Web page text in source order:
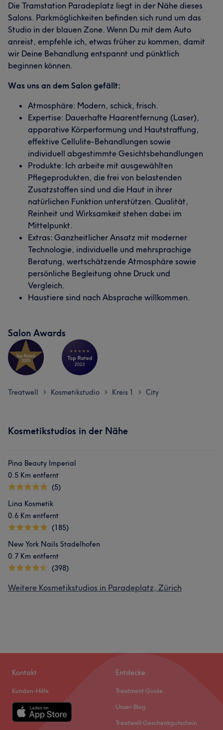
Die Tramstation Paradeplatz liegt in der Nähe dieses
Salons. Parkmöglichkeiten befinden sich rund um das
Studio in der blauen Zone. Wenn Du mit dem Auto
anreist, empfehle ich, etwas früher zu kommen, damit
wir Deine Behandlung entspannt und pünktlich
beginnen können.
Was uns an dem Salon gefällt:
Atmosphäre: Modern, schick, frisch.
Expertise: Dauerhafte Haarentfernung (Laser),
apparative Körperformung und Hautstraffung,
effektive Cellulite-Behandlungen sowie
individuell abgestimmte Gesichtsbehandlungen
Produkte: Ich arbeite mit ausgewählten
Pflegeprodukten, die frei von belastenden
Zusatzstoffen sind und die Haut in ihrer
natürlichen Funktion unterstützen. Qualität,
Reinheit und Wirksamkeit stehen dabei im
Mittelpunkt.
Extras: Ganzheitlicher Ansatz mit moderner
Technologie, individuelle und mehrsprachige
Beratung, wertschätzende Atmosphäre sowie
persönliche Begleitung ohne Druck und
Vergleich.
Haustiere sind nach Absprache willkommen.
Salon Awards
Treatwell > Kosmetikstudio > Kreis 1 > City
Kosmetikstudios in der Nähe
Pina Beauty Imperial
0.5 Km entfernt
(5)
Lina Kosmetik
0.6 Km entfernt
(185)
New York Nails Stadelhofen
0.7 Km entfernt
(398)
Weitere Kosmetikstudios in Paradeplatz, Zürich
Kontakt
Kunden-Hilfe
Entdecke
Treatment Guide
Unser Blog
Treatwell Geschenkgutschein